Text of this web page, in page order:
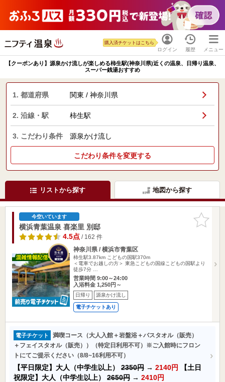
ログイン
購入済チケットはこちら
履歴 メニュー
【クーポンあり】源泉かけ流しが楽しめる柿生駅(神奈川県)近くの温泉、日帰り温泉、
スーパー銭湯おすすめ
1. 都道府県 関東 / 神奈川県
2. 沿線・駅 柿生駅
3. こだわり条件 源泉かけ流し
こだわり条件を変更する
リストから探す 地図から探す
お気に入
りに追加
今空いています
横浜青葉温泉 喜楽里 別邸
4.5点/ 162 件
神奈川県 / 横浜市青葉区
柿生駅3.87km こどもの国駅370m
＜電車でお越しの方＞ 東急こどもの国線こどもの国駅より
徒歩7分 …
営業時間 9:00～24:00
入浴料金 1,250円～
日帰り 源泉かけ流し
電子チケットあり
電子チケット
満喫コース（大人入館＋岩盤浴＋バスタオル（販売）
＋フェイスタオル（販売））（特定日利用不可）※ご入館時にフロン
トにてご提示ください（8/8~16利用不可）
【平日限定】大人（中学生以上） 2350円 → 2140円
【土日
祝限定】大人（中学生以上） 2650円 → 2410円